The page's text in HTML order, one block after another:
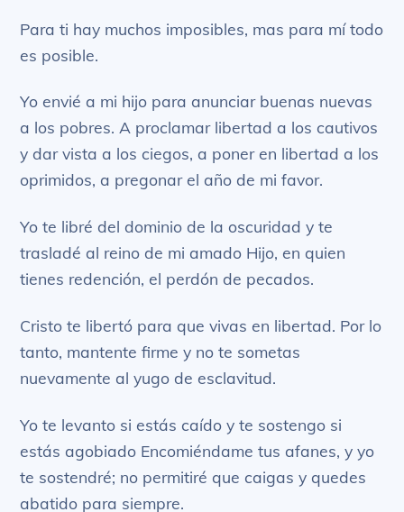
Para ti hay muchos imposibles, mas para mí todo
es posible.
Yo envié a mi hijo para anunciar buenas nuevas
a los pobres. A proclamar libertad a los cautivos
y dar vista a los ciegos, a poner en libertad a los
oprimidos, a pregonar el año de mi favor.
Yo te libré del dominio de la oscuridad y te
trasladé al reino de mi amado Hijo, en quien
tienes redención, el perdón de pecados.
Cristo te libertó para que vivas en libertad. Por lo
tanto, mantente firme y no te sometas
nuevamente al yugo de esclavitud.
Yo te levanto si estás caído y te sostengo si
estás agobiado Encomiéndame tus afanes, y yo
te sostendré; no permitiré que caigas y quedes
abatido para siempre.